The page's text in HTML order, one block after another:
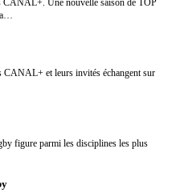
CANAL+. Une nouvelle saison de TOP
…
CANAL+ et leurs invités échangent sur
figure parmi les disciplines les plus